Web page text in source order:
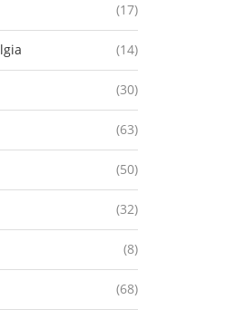
(17)
(14)
(30)
(63)
(50)
(32)
(8)
(68)